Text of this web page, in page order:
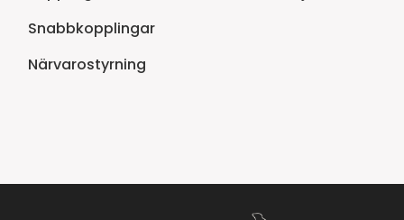
Snabbkopplingar
Närvarostyrning